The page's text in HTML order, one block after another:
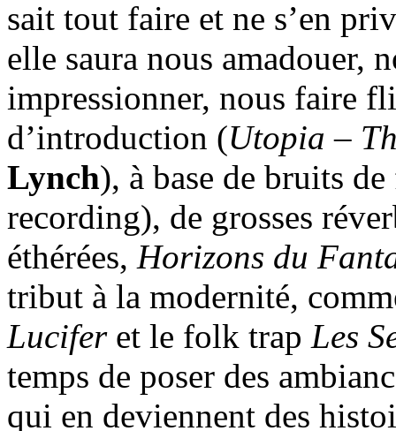
sait tout faire et ne s’en
elle saura nous amadouer,
impressionner, nous faire
d’introduction (Utopia –
Lynch), à base de bruits
recording), de grosses
éthérées, Horizons du
tribut à la modernité,
Luciferet le folk trap Les
temps de poser des
qui en deviennent des